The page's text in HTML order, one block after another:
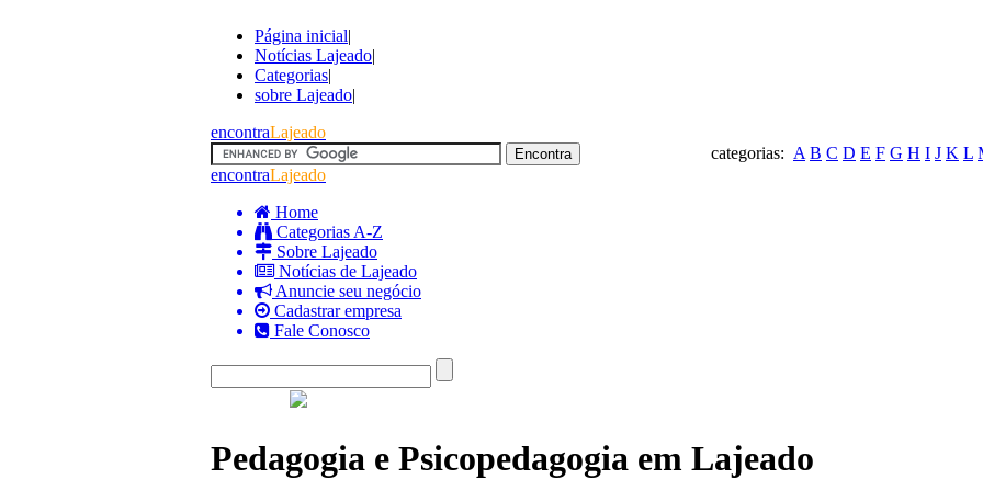
Página inicial|
Notícias Lajeado|
Categorias|
sobre Lajeado|
encontraLajeado
categorias: A B C D E F G H I J K L
encontraLajeado
Home
Categorias A-Z
Sobre Lajeado
Notícias de Lajeado
Anuncie seu negócio
Cadastrar empresa
Fale Conosco
Pedagogia e Psicopedagogia em Lajeado